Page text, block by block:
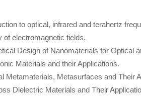
to optical, infrared and terahertz
of electromagnetic fields.
Design of Nanomaterials for Optical
Materials and their Applications.
Metamaterials, Metasurfaces and Their
Dielectric Materials and Their